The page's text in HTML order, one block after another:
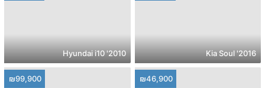
2016' Kia Soul
2010' Hyundai i10
₪46,900
₪99,900